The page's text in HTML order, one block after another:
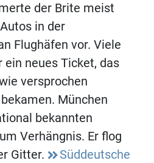
der Brite meist
in der
Flughäfen vor. Viele
ein neues Ticket, das
versprochen
München
bekannten
Verhängnis. Er flog
Gitter.
Süddeutsche